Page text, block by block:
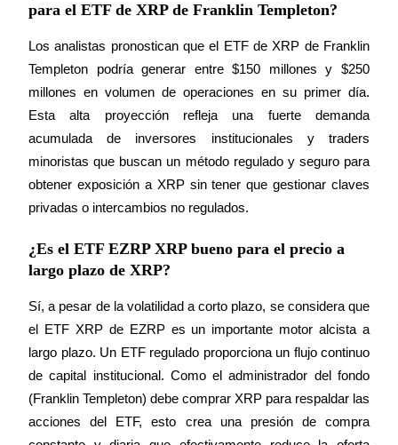
para el ETF de XRP de Franklin Templeton?
Los analistas pronostican que el ETF de XRP de Franklin
Templeton podría generar entre $150 millones y $250
millones en volumen de operaciones en su primer día.
Esta alta proyección refleja una fuerte demanda
acumulada de inversores institucionales y traders
minoristas que buscan un método regulado y seguro para
obtener exposición a XRP sin tener que gestionar claves
privadas o intercambios no regulados.
¿Es el ETF EZRP XRP bueno para el precio a
largo plazo de XRP?
Sí, a pesar de la volatilidad a corto plazo, se considera que
el ETF XRP de EZRP es un importante motor alcista a
largo plazo. Un ETF regulado proporciona un flujo continuo
de capital institucional. Como el administrador del fondo
(Franklin Templeton) debe comprar XRP para respaldar las
acciones del ETF, esto crea una presión de compra